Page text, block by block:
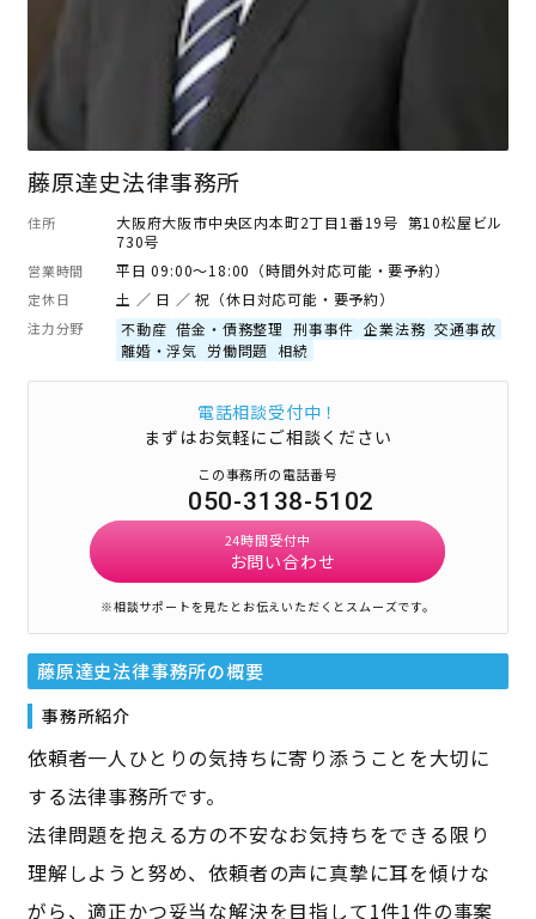
藤原達史法律事務所
住所
大阪府大阪市中央区内本町2丁目1番19号 第10松屋ビル
730号
営業時間 平日 09:00～18:00（時間外対応可能・要予約）
定休日 土 ／ 日 ／ 祝（休日対応可能・要予約）
注力分野 不動産 借金・債務整理 刑事事件 企業法務 交通事故
離婚・浮気
労働問題 相続
電話相談受付中！
まずはお気軽にご相談ください
この事務所の電話番号
050-3138-5102
24時間受付中
お問い合わせ
※相談サポートを見たとお伝えいただくとスムーズです。
藤原達史法律事務所の概要
事務所紹介
依頼者一人ひとりの気持ちに寄り添うことを大切に
する法律事務所です。
法律問題を抱える方の不安なお気持ちをできる限り
理解しようと努め、依頼者の声に真摯に耳を傾けな
がら、適正かつ妥当な解決を目指して1件1件の事案